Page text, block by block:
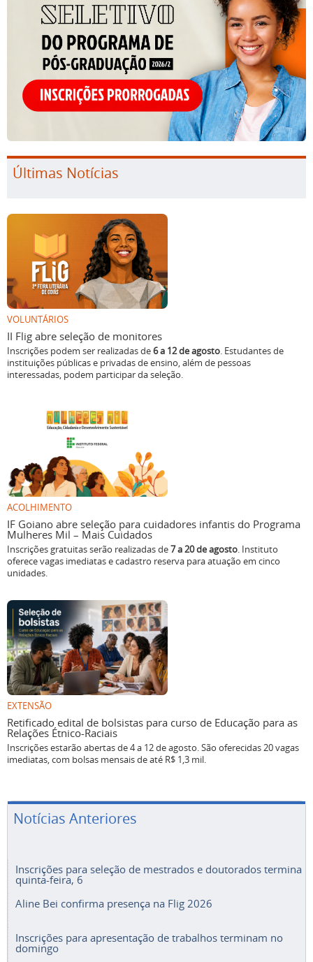
Últimas Notícias
VOLUNTÁRIOS
II Flig abre seleção de monitores
Inscrições podem ser realizadas de6 a 12 de agosto. Estudantes de
instituições públicas e privadas de ensino, além de pessoas
interessadas, podem participar da seleção.
ACOLHIMENTO
IF Goiano abre seleção para cuidadores infantis do Programa
Mulheres Mil – Mais Cuidados
Inscrições gratuitas serão realizadas de7 a 20 de agosto. Instituto
oferece vagas imediatas e cadastro reserva para atuação em cinco
unidades.
EXTENSÃO
Retificado edital de bolsistas para curso de Educação para as
Relações Étnico-Raciais
Inscrições estarão abertas de 4 a 12 de agosto. São oferecidas 20 vagas
imediatas, com bolsas mensais de até R$ 1,3 mil.
Notícias Anteriores
Inscrições para seleção de mestrados e doutorados termina
quinta-feira, 6
Aline Bei confirma presença na Flig 2026
Inscrições para apresentação de trabalhos terminam no
domingo